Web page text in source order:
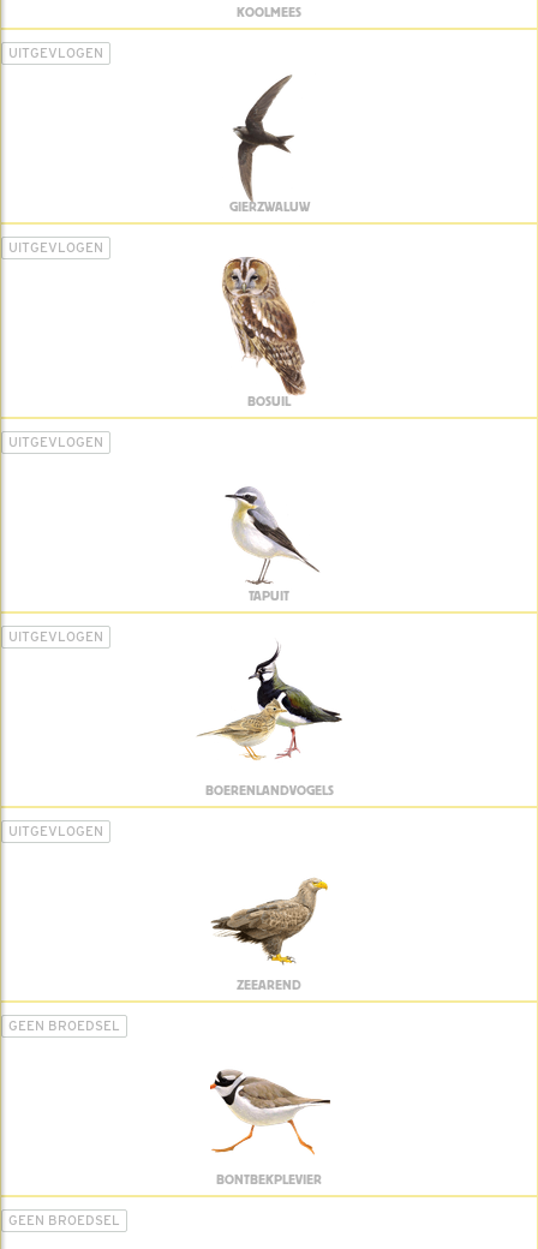
KOOLMEES
UITGEVLOGEN
GIERZWALUW
UITGEVLOGEN
BOSUIL
UITGEVLOGEN
TAPUIT
UITGEVLOGEN
BOERENLANDVOGELS
UITGEVLOGEN
ZEEAREND
GEEN BROEDSEL
BONTBEKPLEVIER
GEEN BROEDSEL